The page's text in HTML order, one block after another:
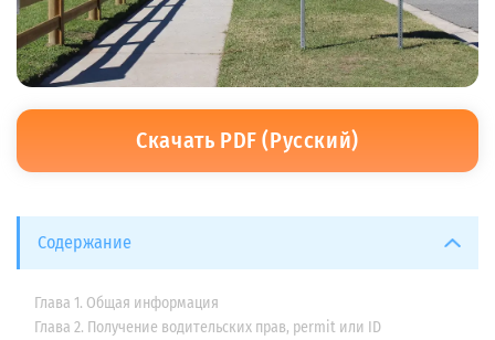
Скачать PDF (Русский)
Содержание
Глава 1. Общая информация
Глава 2. Получение водительских прав, permit или ID